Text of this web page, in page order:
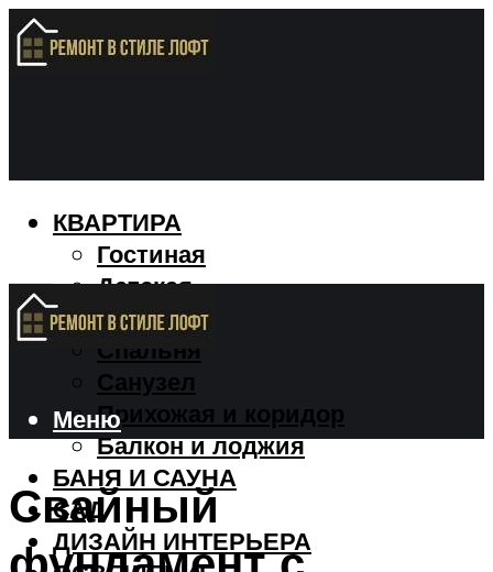
КВАРТИРА
Гостиная
Детская
Кухня
Спальня
Санузел
Прихожая и коридор
Балкон и лоджия
БАНЯ И САУНА
САД
ДИЗАЙН ИНТЕРЬЕРА
Меню
Свайный